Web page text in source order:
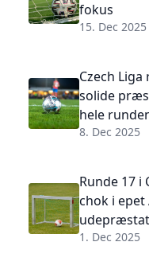
fokus
15. Dec 2025
Czech
solide
hele
8. Dec 2025
Runde 17 i
chok i epet
1. Dec 2025